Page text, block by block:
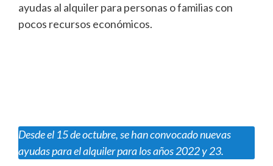
ayudas al alquiler para personas o familias con
pocos recursos económicos.
Desde el 15 de octubre, se han convocado nuevas
ayudas para el alquiler para los años 2022 y 23.